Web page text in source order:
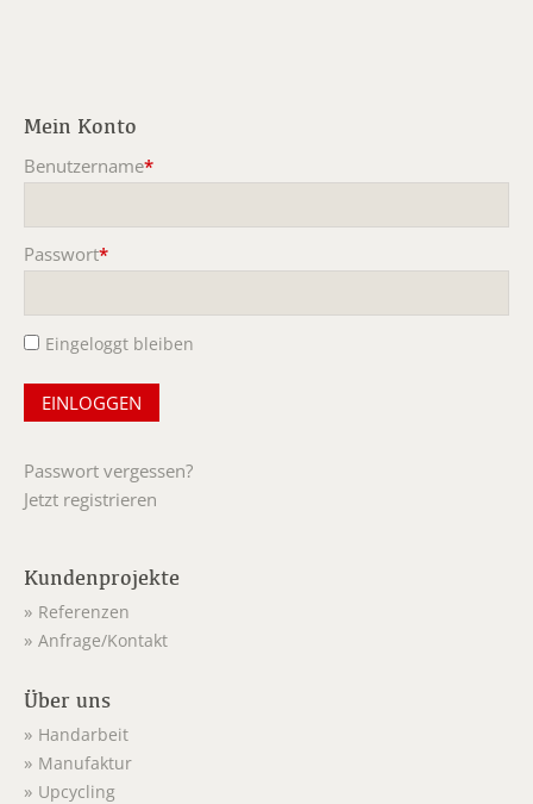
Mein Konto
Benutzername*
Passwort*
Eingeloggt bleiben
Passwort vergessen?
Jetzt registrieren
Kundenprojekte
Referenzen
Anfrage/Kontakt
Über uns
Handarbeit
Manufaktur
Upcycling